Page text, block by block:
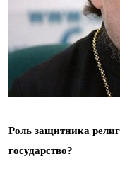
Роль защитника
государство?